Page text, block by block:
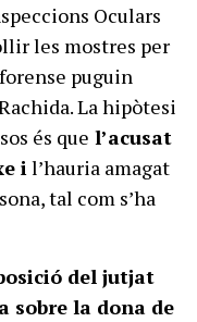
Oculars
les mostres per
puguin
La hipòtesi
és que l’acusat
il’hauria amagat
tal com s’ha
del jutjat
sobre la dona de